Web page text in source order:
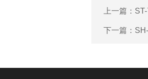
上一篇：
下一篇：